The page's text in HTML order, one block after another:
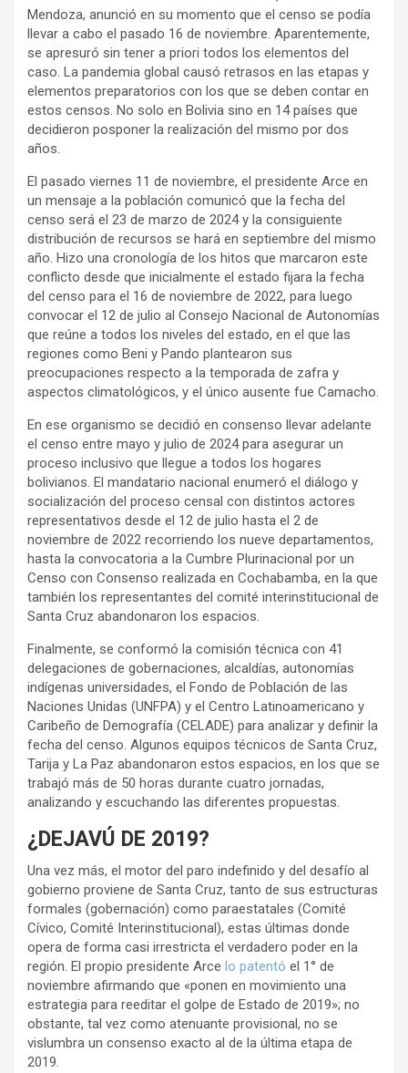
Mendoza, anunció en su momento que el censo se podía
llevar a cabo el pasado 16 de noviembre. Aparentemente,
se apresuró sin tener a priori todos los elementos del
caso. La pandemia global causó retrasos en las etapas y
elementos preparatorios con los que se deben contar en
estos censos. No solo en Bolivia sino en 14 países que
decidieron posponer la realización del mismo por dos
años.
El pasado viernes 11 de noviembre, el presidente Arce en
un mensaje a la población comunicó que la fecha del
censo será el 23 de marzo de 2024 y la consiguiente
distribución de recursos se hará en septiembre del mismo
año. Hizo una cronología de los hitos que marcaron este
conflicto desde que inicialmente el estado fijara la fecha
del censo para el 16 de noviembre de 2022, para luego
convocar el 12 de julio al Consejo Nacional de Autonomías
que reúne a todos los niveles del estado, en el que las
regiones como Beni y Pando plantearon sus
preocupaciones respecto a la temporada de zafra y
aspectos climatológicos, y el único ausente fue Camacho.
En ese organismo se decidió en consenso llevar adelante
el censo entre mayo y julio de 2024 para asegurar un
proceso inclusivo que llegue a todos los hogares
bolivianos. El mandatario nacional enumeró el diálogo y
socialización del proceso censal con distintos actores
representativos desde el 12 de julio hasta el 2 de
noviembre de 2022 recorriendo los nueve departamentos,
hasta la convocatoria a la Cumbre Plurinacional por un
Censo con Consenso realizada en Cochabamba, en la que
también los representantes del comité interinstitucional de
Santa Cruz abandonaron los espacios.
Finalmente, se conformó la comisión técnica con 41
delegaciones de gobernaciones, alcaldías, autonomías
indígenas universidades, el Fondo de Población de las
Naciones Unidas (UNFPA) y el Centro Latinoamericano y
Caribeño de Demografía (CELADE) para analizar y definir la
fecha del censo. Algunos equipos técnicos de Santa Cruz,
Tarija y La Paz abandonaron estos espacios, en los que se
trabajó más de 50 horas durante cuatro jornadas,
analizando y escuchando las diferentes propuestas.
¿DEJAVÚ DE 2019?
Una vez más, el motor del paro indefinido y del desafío al
gobierno proviene de Santa Cruz, tanto de sus estructuras
formales (gobernación) como paraestatales (Comité
Cívico, Comité Interinstitucional), estas últimas donde
opera de forma casi irrestricta el verdadero poder en la
región. El propio presidente Arce lo patentó el 1° de
noviembre afirmando que «ponen en movimiento una
estrategia para reeditar el golpe de Estado de 2019»; no
obstante, tal vez como atenuante provisional, no se
vislumbra un consenso exacto al de la última etapa de
2019.